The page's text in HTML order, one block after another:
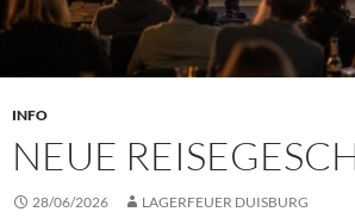
INFO
NEUE
28/06/2026 LAGERFEUER DUISBURG